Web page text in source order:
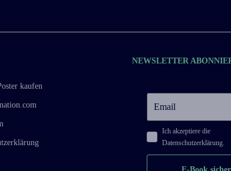
kaufen
NEWSLETTER
Ich akzeptiere die
Datenschutzerklärung.
E-Book